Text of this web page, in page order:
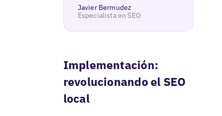
Javier Bermudez
Especialista en SEO
Implementación:
revolucionando el SEO
local